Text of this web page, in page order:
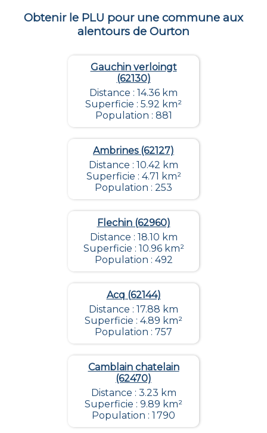
Obtenir le PLU pour une commune aux
alentours de Ourton
Gauchin verloingt
(62130)
Distance : 14.36 km
Superficie : 5.92 km²
Population : 881
Ambrines (62127)
Distance : 10.42 km
Superficie : 4.71 km²
Population : 253
Flechin (62960)
Distance : 18.10 km
Superficie : 10.96 km²
Population : 492
Acq (62144)
Distance : 17.88 km
Superficie : 4.89 km²
Population : 757
Camblain chatelain
(62470)
Distance : 3.23 km
Superficie : 9.89 km²
Population : 1 790